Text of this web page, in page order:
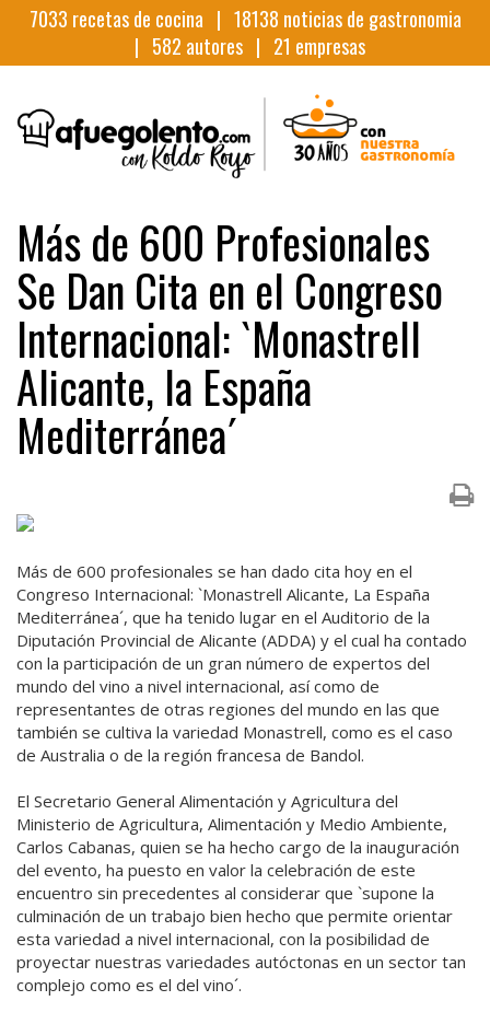
7033 recetas de cocina | 18138 noticias de gastronomia
| 582 autores | 21 empresas
Más de 600 Profesionales
Se Dan Cita en el Congreso
Internacional: `Monastrell
Alicante, la España
Mediterránea´
Más de 600 profesionales se han dado cita hoy en el
Congreso Internacional: `Monastrell Alicante, La España
Mediterránea´, que ha tenido lugar en el Auditorio de la
Diputación Provincial de Alicante (ADDA) y el cual ha contado
con la participación de un gran número de expertos del
mundo del vino a nivel internacional, así como de
representantes de otras regiones del mundo en las que
también se cultiva la variedad Monastrell, como es el caso
de Australia o de la región francesa de Bandol.
El Secretario General Alimentación y Agricultura del
Ministerio de Agricultura, Alimentación y Medio Ambiente,
Carlos Cabanas, quien se ha hecho cargo de la inauguración
del evento, ha puesto en valor la celebración de este
encuentro sin precedentes al considerar que `supone la
culminación de un trabajo bien hecho que permite orientar
esta variedad a nivel internacional, con la posibilidad de
proyectar nuestras variedades autóctonas en un sector tan
complejo como es el del vino´.